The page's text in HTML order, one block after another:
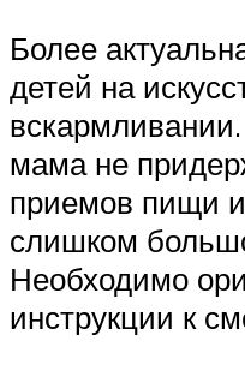
Более
детей на
мама не
приемов пищи
слишком
Необходимо
инструкции к